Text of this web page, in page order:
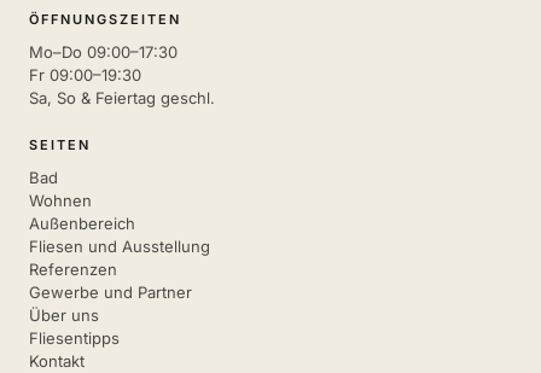
ÖFFNUNGSZEITEN
Mo–Do 09:00–17:30
Fr 09:00–19:30
Sa, So & Feiertag geschl.
SEITEN
Bad
Wohnen
Außenbereich
Fliesen und Ausstellung
Referenzen
Gewerbe und Partner
Über uns
Fliesentipps
Kontakt